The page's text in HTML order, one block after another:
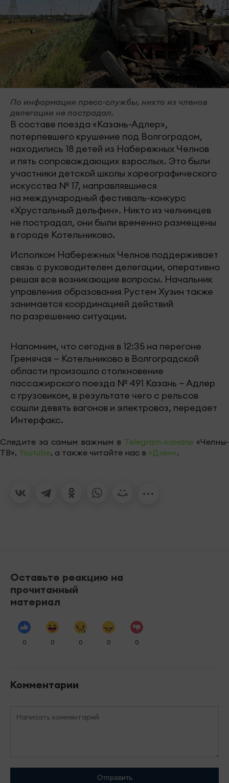
По информации пресс-службы, никто из членов
делегации не пострадал.
В составе поезда «Казань-Адлер»,
потерпевшего крушение под Волгоградом,
находились 18 детей из Набережных Челнов
и пять сопровождающих взрослых. Это были
участники детской школы хореографического
искусства № 17, направлявшиеся
на международный фестиваль-конкурс
«Хрустальный дельфин». Никто из челнинцев
не пострадал, они были временно размещены
в городе Котельниково.
Исполком Набережных Челнов поддерживает
связь с руководителем делегации, оперативно
решая все возникающие вопросы. Начальник
управления образования Рустем Хузин также
занимается координацией действий
по разрешению ситуации.
Напомним, что сегодня в 12:35 на перегоне
Гремячая — Котельниково в Волгоградской
области произошло столкновение
пассажирского поезда № 491 Казань — Адлер
с грузовиком, в результате чего с рельсов
сошли девять вагонов и электровоз, передает
Интерфакс.
Следите за самым важным в Telegram-канале «Челны-
ТВ», Youtube, а также читайте нас в «Дзен».
Оставьте реакцию на
прочитанный
материал
0 0 0 0 0
Комментарии
Отправить